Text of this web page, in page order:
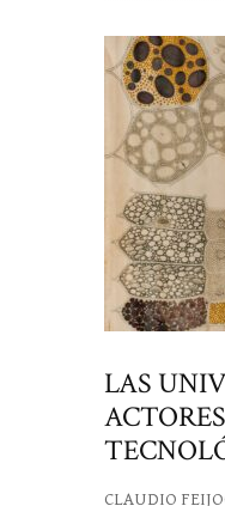
LAS
CLAUDIO